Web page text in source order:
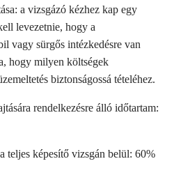
a vizsgázó kézhez kap egy
levezetnie, hogy a
vagy sürgős intézkedésre van
hogy milyen költségek
biztonságossá tételéhez.
rendelkezésre álló időtartam:
teljes képesítő vizsgán belül: 60%